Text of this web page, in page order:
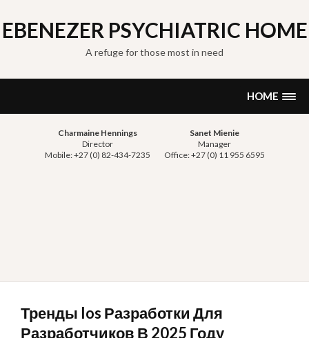
content
EBENEZER PSYCHIATRIC HOME
A refuge for those most in need
HOME
Charmaine Hennings
Director
Mobile: +27 (0) 82-434-7235
Sanet Mienie
Manager
Office: +27 (0) 11 955 6595
Тренды Ios Разработки Для
Разработчиков В 2025 Году